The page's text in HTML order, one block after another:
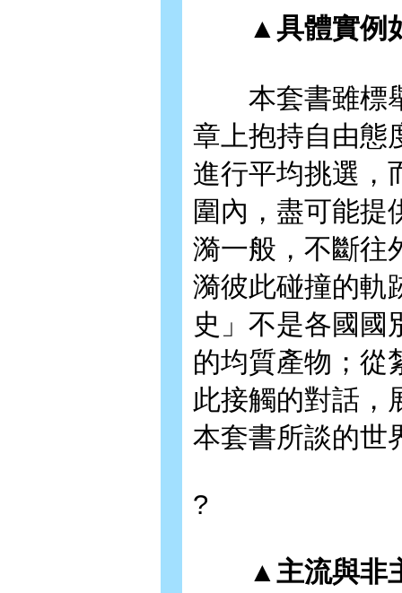
▲具體實例如
本套書雖標舉
章上抱持自由態
進行平均挑選，
圍內，盡可能提
漪一般，不斷往
漪彼此碰撞的軌
史」不是各國國
的均質產物；從
此接觸的對話，
本套書所談的世
?
▲主流與非